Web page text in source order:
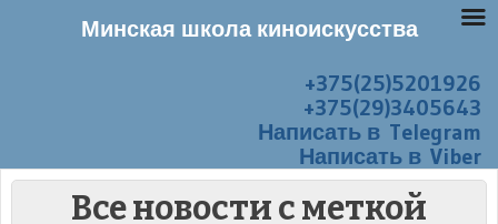
+375(25)5201926
+375(29)3405643
Написать в Telegram
Написать в Viber
Все новости с меткой
Минская школа киноискусства